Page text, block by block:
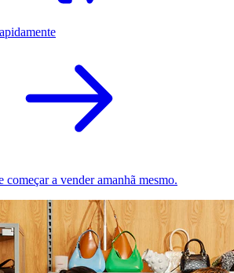
começar a vender amanhã mesmo.